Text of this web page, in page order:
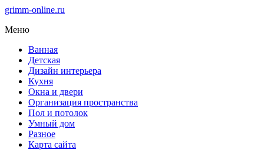
grimm-online.ru
Меню
Ванная
Детская
Дизайн интерьера
Кухня
Окна и двери
Организация пространства
Пол и потолок
Умный дом
Разное
Карта сайта